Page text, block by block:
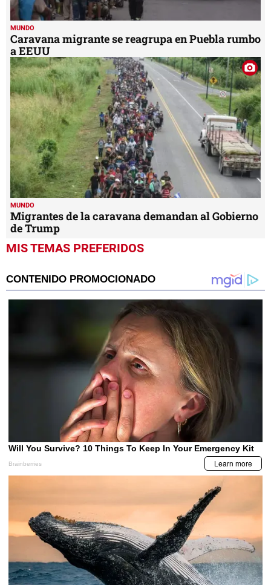
MUNDO
Caravana migrante se reagrupa en Puebla rumbo
a EEUU
MUNDO
Migrantes de la caravana demandan al Gobierno
de Trump
MIS TEMAS PREFERIDOS